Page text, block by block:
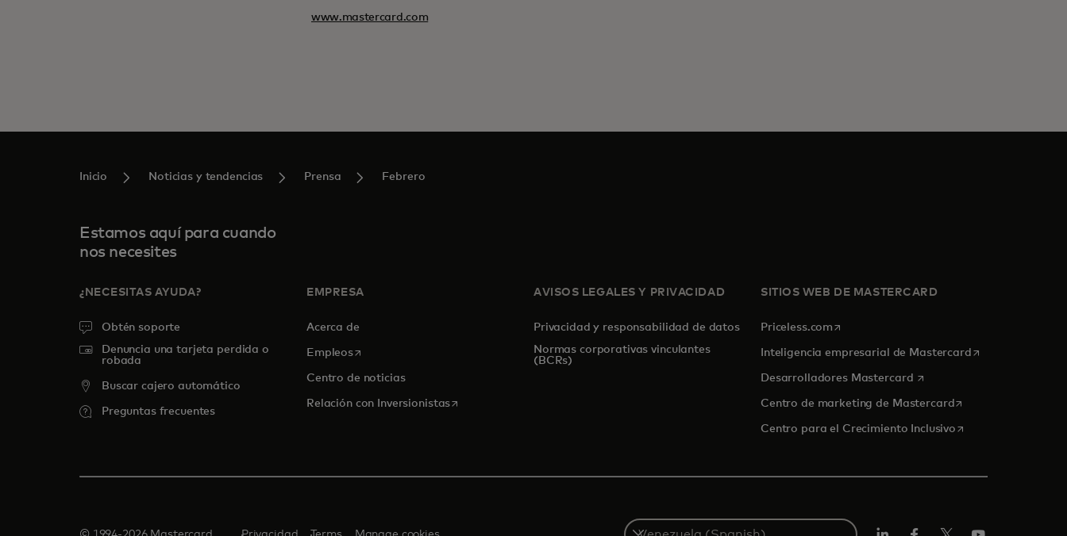
www.mastercard.com
Inicio Noticias y tendencias Prensa Febrero
Estamos aquí para cuando
nos necesites
¿NECESITAS AYUDA?
Obtén soporte
Denuncia una tarjeta perdida o
robada
Buscar cajero automático
Preguntas frecuentes
EMPRESA
Acerca de
Empleosse abre en una pestaña nueva
Centro de noticias
Relación con Inversionistasse abre en una pestaña nueva
AVISOS LEGALES Y PRIVACIDAD
Privacidad y responsabilidad de datos
Normas corporativas vinculantes
(BCRs)
SITIOS WEB DE MASTERCARD
Priceless.com se abre en una pestaña nueva
Inteligencia empresarial de Mastercardse abre en una
Desarrolladores Mastercard se abre en una pestaña
Centro de marketing de Mastercardse abre en una
Centro para el Crecimiento Inclusivose abre en una
Select